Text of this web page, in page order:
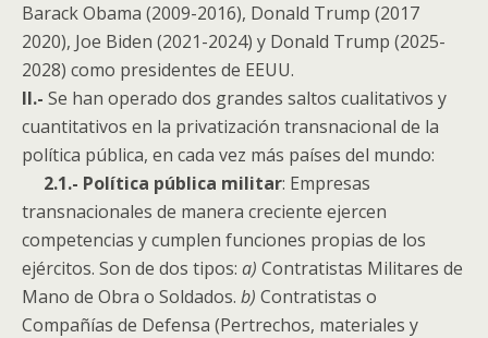
Barack Obama (2009-2016), Donald Trump (2017
2020), Joe Biden (2021-2024) y Donald Trump (2025-
2028) como presidentes de EEUU.
II.- Se han operado dos grandes saltos cualitativos y
cuantitativos en la privatización transnacional de la
política pública, en cada vez más países del mundo:
2.1.- Política pública militar: Empresas
transnacionales de manera creciente ejercen
competencias y cumplen funciones propias de los
ejércitos. Son de dos tipos: a) Contratistas Militares de
Mano de Obra o Soldados. b) Contratistas o
Compañías de Defensa (Pertrechos, materiales y